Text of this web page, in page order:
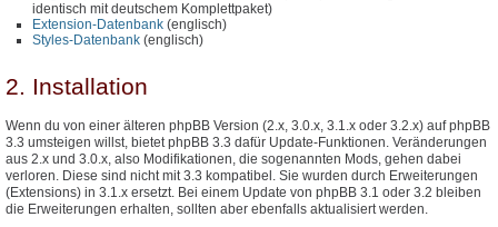
identisch mit deutschem Komplettpaket)
Extension-Datenbank (englisch)
Styles-Datenbank (englisch)
2. Installation
Wenn du von einer älteren phpBB Version (2.x, 3.0.x, 3.1.x oder 3.2.x) auf phpBB
3.3 umsteigen willst, bietet phpBB 3.3 dafür Update-Funktionen. Veränderungen
aus 2.x und 3.0.x, also Modifikationen, die sogenannten Mods, gehen dabei
verloren. Diese sind nicht mit 3.3 kompatibel. Sie wurden durch Erweiterungen
(Extensions) in 3.1.x ersetzt. Bei einem Update von phpBB 3.1 oder 3.2 bleiben
die Erweiterungen erhalten, sollten aber ebenfalls aktualisiert werden.